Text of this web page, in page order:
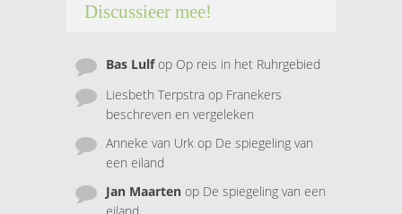
Discussieer mee!
Bas Lulfop Op reis in het Ruhrgebied
Liesbeth Terpstra op Franekers
beschreven en vergeleken
Anneke van Urk op De spiegeling van
een eiland
Jan Maarten op De spiegeling van een